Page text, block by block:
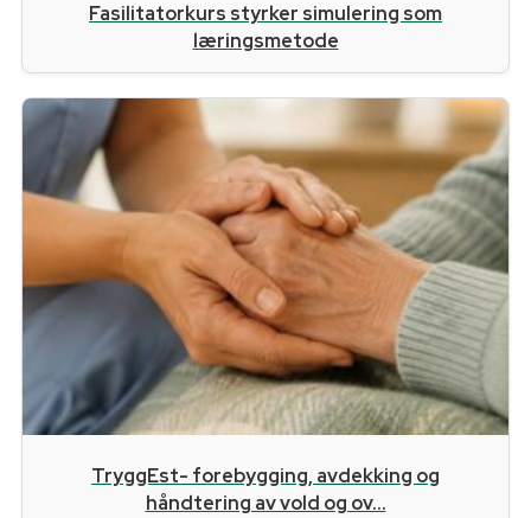
Fasilitatorkurs styrker simulering som
læringsmetode
TryggEst- forebygging, avdekking og
håndtering av vold og ov...